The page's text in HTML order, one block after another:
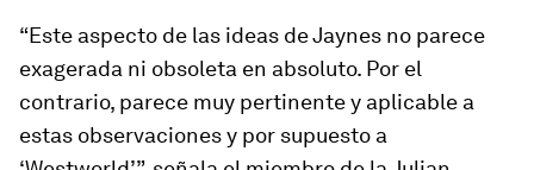
“Este aspecto de las ideas de Jaynes no parece
exagerada ni obsoleta en absoluto. Por el
contrario, parece muy pertinente y aplicable a
estas observaciones y por supuesto a